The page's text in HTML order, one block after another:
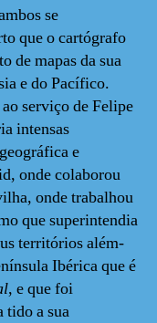
se
que o cartógrafo
de mapas da sua
e do Pacífico.
serviço de Felipe
intensas
e
onde colaborou
onde trabalhou
que superintendia
territórios além-
Ibérica que é
, e que foi
tido a sua